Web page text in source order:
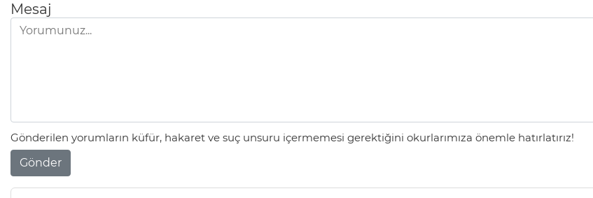
Mesaj
Gönderilen yorumların küfür, hakaret ve suç unsuru içermemesi gerektiğini okurlarımıza önemle hatırlatırız!
Gönder